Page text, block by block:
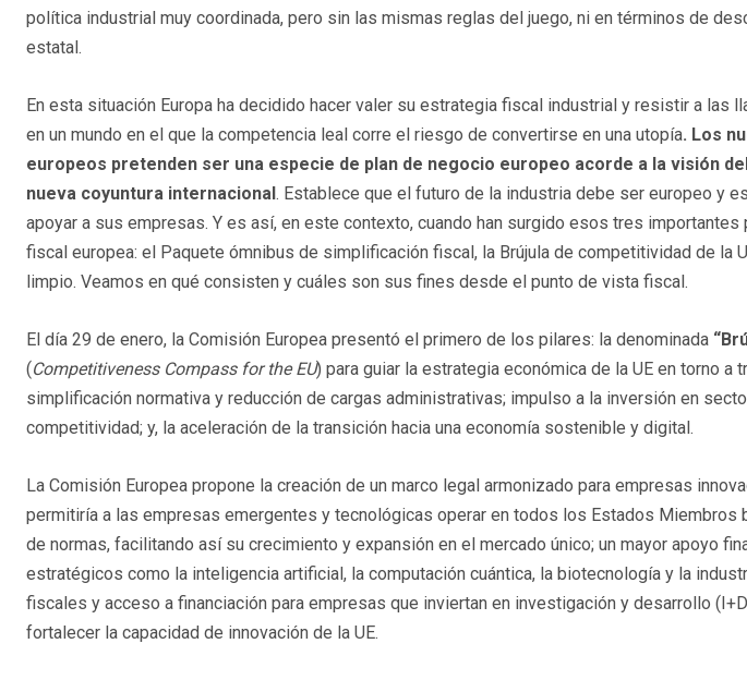
política industrial muy coordinada, pero sin las mismas reglas del juego, ni en términos de
estatal.
En esta situación Europa ha decidido hacer valer su estrategia fiscal industrial y resistir a las
en un mundo en el que la competencia leal corre el riesgo de convertirse en una utopía. Los
europeos pretenden ser una especie de plan de negocio europeo acorde a la visión
nueva coyuntura internacional . Establece que el futuro de la industria debe ser europeo y
apoyar a sus empresas. Y es así, en este contexto, cuando han surgido esos tres
fiscal europea: el Paquete ómnibus de simplificación fiscal, la Brújula de competitividad de la
limpio. Veamos en qué consisten y cuáles son sus fines desde el punto de vista fiscal.
El día 29 de enero, la Comisión Europea presentó el primero de los pilares: la denominada
(Competitiveness Compass for the EU) para guiar la estrategia económica de la UE en torno a
simplificación normativa y reducción de cargas administrativas; impulso a la inversión en
competitividad; y, la aceleración de la transición hacia una economía sostenible y digital.
La Comisión Europea propone la creación de un marco legal armonizado para empresas
permitiría a las empresas emergentes y tecnológicas operar en todos los Estados Miembros
de normas, facilitando así su crecimiento y expansión en el mercado único; un mayor apoyo
estratégicos como la inteligencia artificial, la computación cuántica, la biotecnología y la
fiscales y acceso a financiación para empresas que inviertan en investigación y desarrollo
fortalecer la capacidad de innovación de la UE.